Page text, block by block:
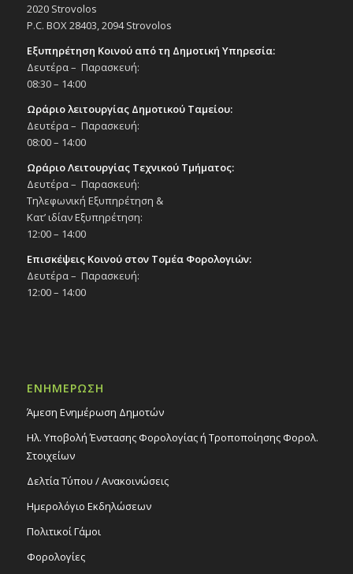
2020 Strovolos
P.C. BOX 28403, 2094 Strovolos
Εξυπηρέτηση Κοινού από τη Δημοτική Υπηρεσία:
Δευτέρα – Παρασκευή:
08:30 – 14:00
Ωράριο λειτουργίας Δημοτικού Ταμείου:
Δευτέρα – Παρασκευή:
08:00 – 14:00
Ωράριο Λειτουργίας Τεχνικού Τμήματος:
Δευτέρα – Παρασκευή:
Τηλεφωνική Εξυπηρέτηση &
Κατ’ ιδίαν Εξυπηρέτηση:
12:00 – 14:00
Επισκέψεις Κοινού στον Τομέα Φορολογιών:
Δευτέρα – Παρασκευή:
12:00 – 14:00
ΕΝΗΜΕΡΩΣΗ
Άμεση Ενημέρωση Δημοτών
Ηλ. Υποβολή Ένστασης Φορολογίας ή Τροποποίησης Φορολ.
Στοιχείων
Δελτία Τύπου / Ανακοινώσεις
Ημερολόγιο Εκδηλώσεων
Πολιτικοί Γάμοι
Φορολογίες